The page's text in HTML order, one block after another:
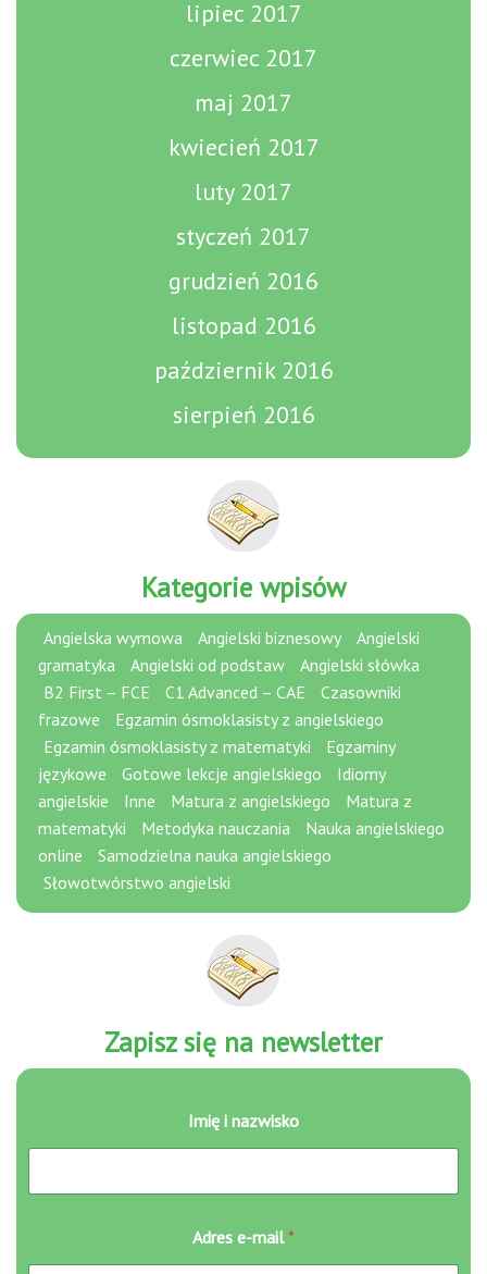
lipiec 2017
czerwiec 2017
maj 2017
kwiecień 2017
luty 2017
styczeń 2017
grudzień 2016
listopad 2016
październik 2016
sierpień 2016
Kategorie wpisów
Angielska wymowa Angielski biznesowy
Angielski
gramatyka
Angielski od podstaw
Angielski słówka
B2 First – FCE
C1 Advanced – CAE
Czasowniki
frazowe
Egzamin ósmoklasisty z angielskiego
Egzamin ósmoklasisty z matematyki
Egzaminy
językowe
Gotowe lekcje angielskiego
Idiomy
angielskie
Inne Matura z angielskiego
Matura z
matematyki
Metodyka nauczania
Nauka angielskiego
online
Samodzielna nauka angielskiego
Słowotwórstwo angielski
Zapisz się na newsletter
Imię i nazwisko
d
r
Adres e-mail*